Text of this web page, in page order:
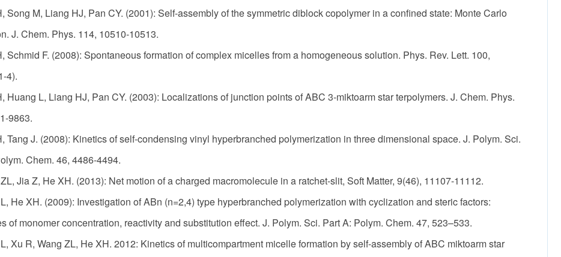
Song M, Liang HJ, Pan CY. (2001): Self-assembly of the symmetric diblock copolymer in a confined state: Monte Carlo
J. Chem. Phys. 114, 10510-10513.
Schmid F. (2008): Spontaneous formation of complex micelles from a homogeneous solution. Phys. Rev. Lett. 100,
4).
Huang L, Liang HJ, Pan CY. (2003): Localizations of junction points of ABC 3-miktoarm star terpolymers. J. Chem. Phys.
9863.
Tang J. (2008): Kinetics of self-condensing vinyl hyperbranched polymerization in three dimensional space. J. Polym. Sci.
Chem. 46, 4486-4494.
Jia Z, He XH. (2013): Net motion of a charged macromolecule in a ratchet-slit, Soft Matter, 9(46), 11107-11112.
He XH. (2009): Investigation of ABn (n=2,4) type hyperbranched polymerization with cyclization and steric factors:
of monomer concentration, reactivity and substitution effect. J. Polym. Sci. Part A: Polym. Chem. 47, 523–533.
Xu R, Wang ZL, He XH. 2012: Kinetics of multicompartment micelle formation by self-assembly of ABC miktoarm star